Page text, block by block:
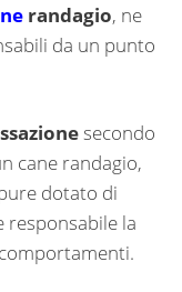
randagio, ne
da un punto
secondo
cane randagio,
dotato di
la